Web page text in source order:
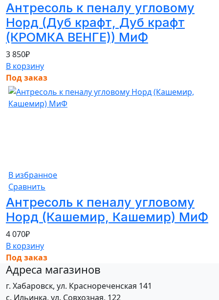
Антресоль к пеналу угловому
Норд (Дуб крафт, Дуб крафт
(КРОМКА ВЕНГЕ)) МиФ
3 850₽
В корзину
Под заказ
В избранное
Сравнить
Антресоль к пеналу угловому
Норд (Кашемир, Кашемир) МиФ
4 070₽
В корзину
Под заказ
Адреса магазинов
г. Хабаровск, ул. Краснореченская 141
с. Ильинка, ул. Совхозная, 122